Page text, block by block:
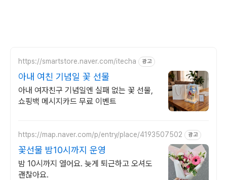
https://smartstore.naver.com/itecha 광고
아내 여친 기념일 꽃 선물
아내 여자친구 기념일엔 실패 없는 꽃 선물,
쇼핑백 메시지카드 무료 이벤트
https://map.naver.com/p/entry/place/4193507502 광고
꽃선물 밤10시까지 운영
밤 10시까지 열어요. 늦게 퇴근하고 오셔도
괜찮아요.